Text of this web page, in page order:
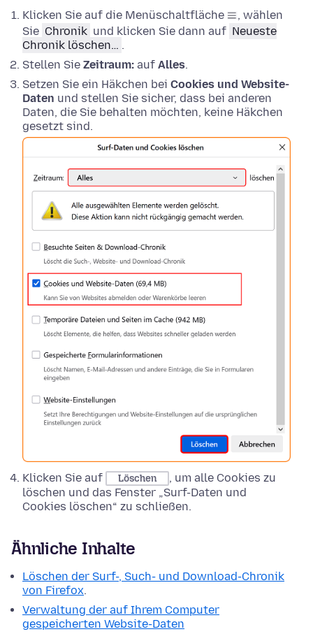
Klicken Sie auf die Menüschaltfläche
, wählen
Sie Chronik und klicken Sie dann auf Neueste
Chronik löschen… .
Stellen Sie Zeitraum: auf Alles.
Setzen Sie ein Häkchen bei Cookies und Website-
Daten und stellen Sie sicher, dass bei anderen
Daten, die Sie behalten möchten, keine Häkchen
gesetzt sind.
Klicken Sie auf Löschen
, um alle Cookies zu
löschen und das Fenster „Surf-Daten und
Cookies löschen“ zu schließen.
Ähnliche Inhalte
Löschen der Surf-, Such- und Download-Chronik
von Firefox.
Verwaltung der auf Ihrem Computer
gespeicherten Website-Daten